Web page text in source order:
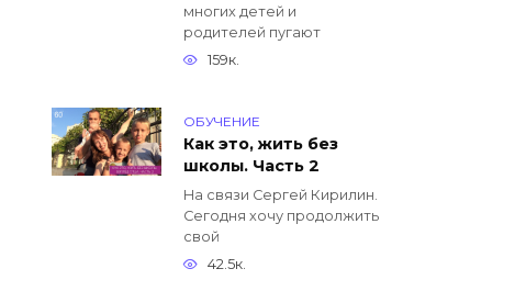
многих детей и
родителей пугают
159к.
ОБУЧЕНИЕ
Как это, жить без
школы. Часть 2
На связи Сергей Кирилин.
Сегодня хочу продолжить
свой
42.5к.